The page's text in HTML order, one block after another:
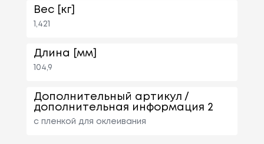
Вес [кг]
1,421
Длина [мм]
104,9
Дополнительный артикул /
дополнительная информация 2
с пленкой для оклеивания